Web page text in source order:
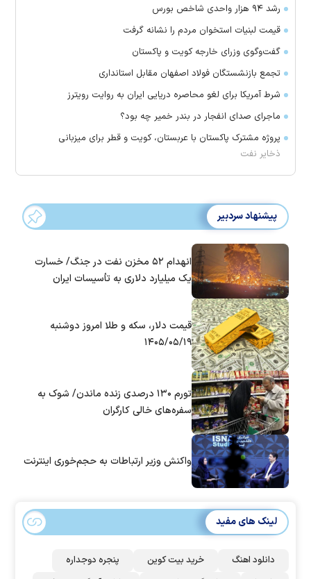
رشد ۹۴ هزار واحدی شاخص بورس
قیمت لبنیات استخوان مردم را نشانه گرفت
گفت‌وگوی وزرای خارجه کویت و پاکستان
تجمع بازنشستگان فولاد اصفهان مقابل استانداری
شرط آمریکا برای لغو محاصره دریایی ایران به روایت رویترز
ماجرای صدای انفجار در بندر خمیر چه بود؟
پروژه مشترک پاکستان با عربستان، کویت و قطر برای میزبانی
ذخایر نفت
پیشنهاد سردبیر
انهدام ۵۲ مخزن نفت در جنگ/ خسارت
یک میلیارد دلاری به تأسیسات ایران
قیمت دلار، سکه و طلا امروز دوشنبه
۱۴۰۵/۰۵/۱۹
تورم ۱۳۰ درصدی زنده ماندن/ شوک به
سفره‌های خالی کارگران
واکنش وزیر ارتباطات به حجم‌خوری اینترنت
لینک های مفید
دانلود اهنگ خرید بیت کوین
پنجره دوجداره